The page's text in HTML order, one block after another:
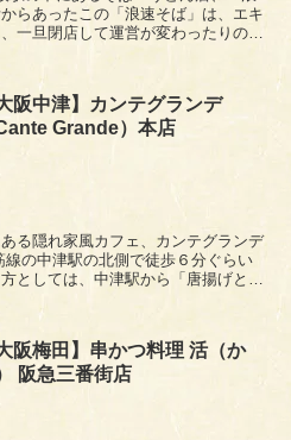
らあったこの「浪速そば」は、エキ
一旦閉店して運営が変わったりの変
大阪中津】カンテグランデ
Cante Grande）本店
る隠れ家風カフェ、カンテグランデ
の中津駅の北側で徒歩６分ぐらい
としては、中津駅から「唐揚げとり
大阪梅田】串かつ料理 活（か
阪急三番街店